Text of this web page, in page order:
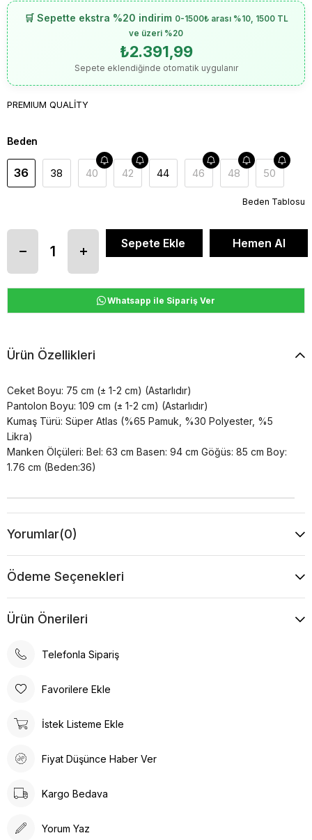
🛒 Sepette ekstra %20 indirim 0-1500₺ arası %10, 1500 TL
ve üzeri %20
₺2.391,99
Sepete eklendiğinde otomatik uygulanır
PREMIUM QUALİTY
Beden
36 38 40 42 44 46 48 50
Beden Tablosu
Whatsapp ile Sipariş Ver
Ürün Özellikleri
Ceket Boyu: 75 cm (± 1-2 cm) (Astarlıdır)
Pantolon Boyu: 109 cm (± 1-2 cm) (Astarlıdır)
Kumaş Türü: Süper Atlas (%65 Pamuk, %30 Polyester, %5
Likra)
Manken Ölçüleri: Bel: 63 cm Basen: 94 cm Göğüs: 85 cm Boy:
1.76 cm (Beden:36)
Yorumlar(0)
Ödeme Seçenekleri
Ürün Önerileri
Telefonla Sipariş
Favorilere Ekle
İstek Listeme Ekle
Fiyat Düşünce Haber Ver
Kargo Bedava
Yorum Yaz